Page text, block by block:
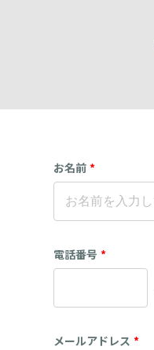
お名前 *
電話番号 *
メールアドレス *